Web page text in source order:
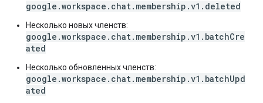
google.workspace.chat.membership.v1.deleted
Несколько новых членств:
google.workspace.chat.membership.v1.batchCre
ated
Несколько обновленных членств:
google.workspace.chat.membership.v1.batchUpd
ated